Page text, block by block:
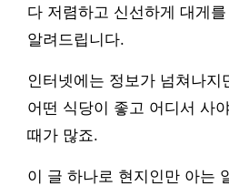
다 저렴하고 신선하게 대게
알려드립니다.
인터넷에는 정보가 넘쳐나지
어떤 식당이 좋고 어디서 사
때가 많죠.
이 글 하나로 현지인만 아는